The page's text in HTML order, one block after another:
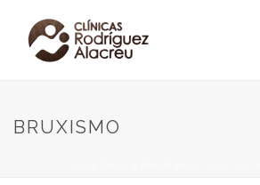
BRUXISMO